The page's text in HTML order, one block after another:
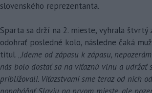
slovenského reprezentanta.
Sparta sa drží na 2. mieste, vyhrala štvrtý
odohrať posledné kolo, následne čaká
titul. „Ideme od zápasu k zápasu,
nás bolo dostať sa na víťaznú vlnu a udržať
približovali. Víťazstvami sme teraz od nich